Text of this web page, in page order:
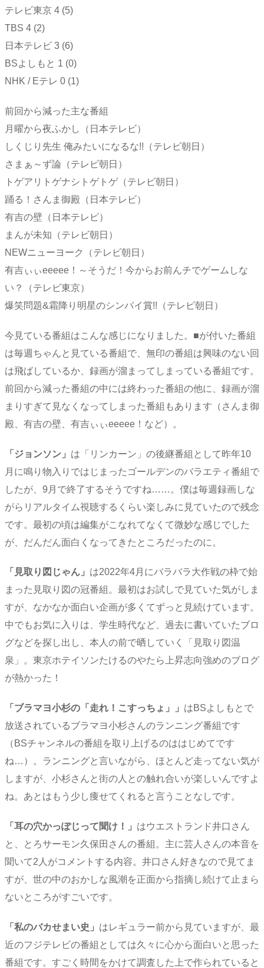
テレビ東京 4 (5)
TBS 4 (2)
日本テレビ 3 (6)
BSよしもと 1 (0)
NHK / Eテレ 0 (1)
前回から減った主な番組
月曜から夜ふかし（日本テレビ）
しくじり先生 俺みたいになるな!!（テレビ朝日）
さまぁ～ず論（テレビ朝日）
トゲアリトゲナシトゲトゲ（テレビ朝日）
踊る！さんま御殿（日本テレビ）
有吉の壁（日本テレビ）
まんが未知（テレビ朝日）
NEWニューヨーク（テレビ朝日）
有吉ぃぃeeeee！～そうだ！今からお前んチでゲームしな
い？（テレビ東京）
爆笑問題&霜降り明星のシンパイ賞!!（テレビ朝日）
今見ている番組はこんな感じになりました。■が付いた番組
は毎週ちゃんと見ている番組で、無印の番組は興味のない回
は飛ばしているか、録画が溜まってしまっている番組です。
前回から減った番組の中には終わった番組の他に、録画が溜
まりすぎて見なくなってしまった番組もあります（さんま御
殿、有吉の壁、有吉ぃぃeeeee！など）。
「ジョンソン」 は「リンカーン」の後継番組として昨年10
月に鳴り物入りではじまったゴールデンのバラエティ番組で
したが、9月で終了するそうですね……。僕は毎週録画しな
がらリアルタイム視聴するくらい楽しみに見ていたので残念
です。最初の頃は編集がこなれてなくて微妙な感じでした
が、だんだん面白くなってきたところだったのに。
「見取り図じゃん」 は2022年4月にバラバラ大作戦の枠で始
まった見取り図の冠番組。最初はお試しで見ていた気がしま
すが、なかなか面白い企画が多くてずっと見続けています。
中でもお気に入りは、学生時代など、過去に書いていたブロ
グなどを探し出し、本人の前で晒していく「見取り図温
泉」。東京ホテイソンたけるのやたら上昇志向強めのブログ
が熱かった！
「ブラマヨ小杉の「走れ！こすっちょ」」 はBSよしもとで
放送されているブラマヨ小杉さんのランニング番組です
（BSチャンネルの番組を取り上げるのははじめてです
ね…）。ランニングと言いながら、ほとんど走ってない気が
しますが、小杉さんと街の人との触れ合いが楽しいんですよ
ね。あとはもう少し痩せてくれると言うことなしです。
「耳の穴かっぽじって聞け！」 はウエストランド井口さん
と、とろサーモン久保田さんの番組。主に芸人さんの本音を
聞いて2人がコメントする内容。井口さん好きなので見てま
すが、世の中のおかしな風潮を正面から指摘し続けて止まら
ないところがすごいです。
「私のバカせまい史」 はレギュラー前から見ていますが、最
近のフジテレビの番組としては久々に心から面白いと思った
番組です。すごく時間をかけて調査した上で作られていると